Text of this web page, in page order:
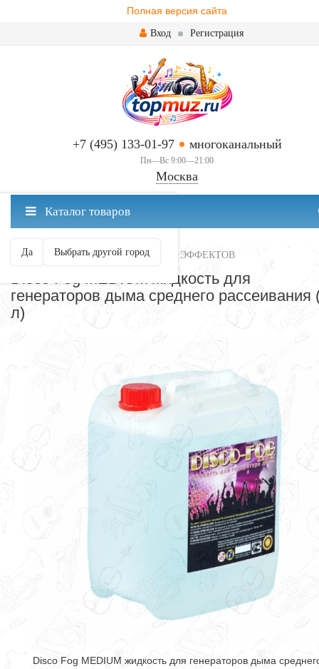
Полная версия сайта
Вход Регистрация
+7 (495) 133-01-97 многоканальный
Пн—Вс 9:00—21:00
Москва
Москва ваш город?
Да Выбрать другой город
Каталог товаров
ЖИДКОСТИ ДЛЯ ГЕНЕРАТОРОВ ЭФФЕКТОВ
Disco Fog MEDIUM жидкость для
генераторов дыма среднего рассеивания
л)
Disco Fog MEDIUM жидкость для генераторов дыма